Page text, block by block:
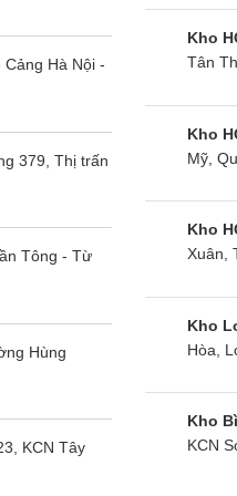
của bộ lọc kép gồm:
tạo ion âm trên máy
sử dụng với
dùng có thể sử dụng
cần làm lạnh.
hiển thị nhiệt
Cảng Hà Nội -
379, Thị trấn
Tông - Từ
Hùng
KCN Tây
Kho
Tân
Kho
Mỹ,
Kho
Xuân,
Kho
Hòa,
Kho
KCN